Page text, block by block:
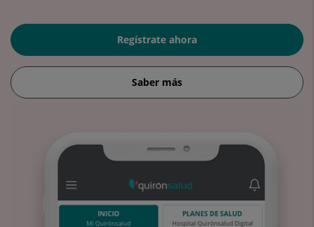
Regístrate ahora
Saber más